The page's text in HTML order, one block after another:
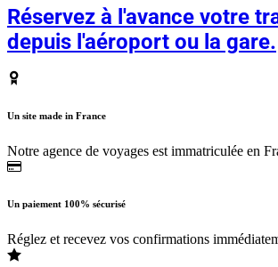
Réservez à l'avance votre
depuis l'aéroport ou la gare.
Un site made in France
Notre agence de voyages est immatriculée en
Un paiement 100% sécurisé
Réglez et recevez vos confirmations